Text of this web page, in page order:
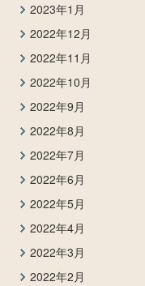
2023年1月
2022年12月
2022年11月
2022年10月
2022年9月
2022年8月
2022年7月
2022年6月
2022年5月
2022年4月
2022年3月
2022年2月